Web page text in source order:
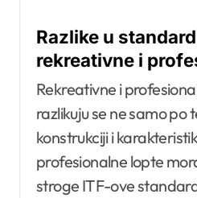
Razlike u
rekreativne i
Rekreativne i
razlikuju se ne samo po
konstrukciji i
profesionalne lopte
stroge ITF-ove